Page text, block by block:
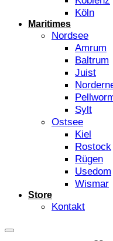
Köln
Maritimes
Nordsee
Amrum
Baltrum
Juist
Sylt
Ostsee
Kiel
Rostock
Rügen
Usedom
Wismar
Store
Kontakt